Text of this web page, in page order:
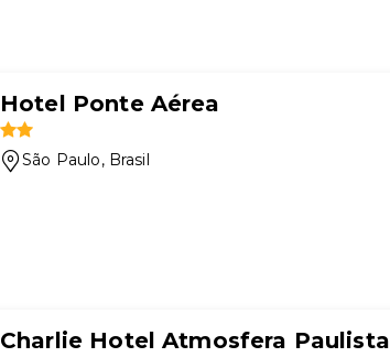
Hotel Ponte Aérea
São Paulo, Brasil
Charlie Hotel Atmosfera Paulista